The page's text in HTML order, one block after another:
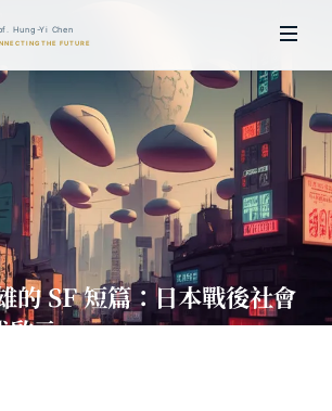
的 SF 短篇：日本戰後社會
啟示